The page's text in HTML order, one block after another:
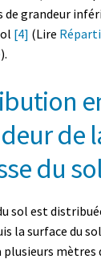
de grandeur
[4] (Lire
).
de
du
sol est
la surface du
plusieurs